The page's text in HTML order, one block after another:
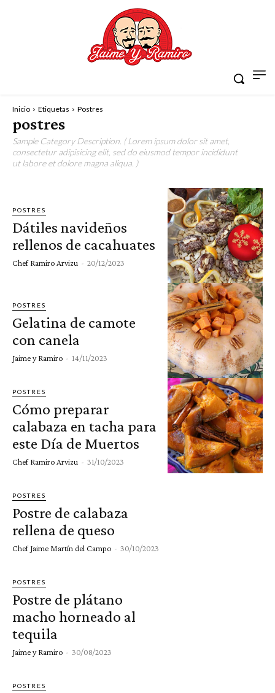
Inicio Etiquetas Postres
postres
Sample Category Description. ( Lorem ipsum dolor sit amet,
consectetur adipisicing elit, sed do eiusmod tempor incididunt
ut labore et dolore magna aliqua. )
POSTRES
Dátiles navideños
rellenos de cacahuates
Chef Ramiro Arvizu - 20/12/2023
POSTRES
Gelatina de camote
con canela
Jaime y Ramiro - 14/11/2023
POSTRES
Cómo preparar
calabaza en tacha para
este Día de Muertos
Chef Ramiro Arvizu - 31/10/2023
POSTRES
Postre de calabaza
rellena de queso
Chef Jaime Martín del Campo - 30/10/2023
POSTRES
Postre de plátano
macho horneado al
tequila
Jaime y Ramiro - 30/08/2023
POSTRES